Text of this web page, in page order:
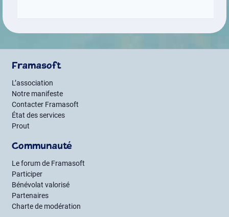
Framasoft
L’association
Notre manifeste
Contacter Framasoft
État des services
Prout
Communauté
Le forum de Framasoft
Participer
Bénévolat valorisé
Partenaires
Charte de modération